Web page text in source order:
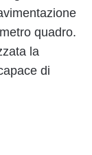
quadro.
la
di